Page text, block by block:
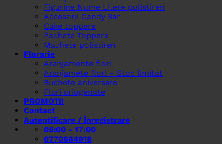
Figurine Nume Litere polistiren
Accesorii Candy Bar
Cake toppere
Pachete Toppere
Machete polistiren
Florarie
Aranjamente flori
Aranjamete flori – Stoc limitat
Buchete aniversare
Flori criogenate
PROMOTII
Contact
Autentificare / Înregistrare
08:00 - 17:00
0770684918